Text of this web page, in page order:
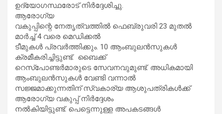
ഉദ്യോഗസ്ഥരോട് നിർദ്ദേശിച്ചു.
ആരോഗ്യ
വകുപ്പിന്റെ നേതൃത്വത്തിൽ ഫെബ്രുവരി 23 മുതൽ
മാർച്ച് 4 വരെ മെഡിക്കൽ
ടീമുകൾ പ്രവർത്തിക്കും. 10 ആംബുലൻസുകൾ
ക്രമീകരിച്ചിട്ടുണ്ട്. ബൈക്ക്
റെസ്‌പോണ്ടർമാരുടെ സേവനവുമുണ്ട്. അധികമായി
ആംബുലൻസുകൾ വേണ്ടി വന്നാൽ
സജ്ജമാക്കുന്നതിന് സ്വകാര്യ ആശുപത്രികൾക്ക്
ആരോഗ്യ വകുപ്പ് നിർദ്ദേശം
നൽകിയിട്ടുണ്ട്. പെട്ടെന്നുള്ള അപകടങ്ങൾ